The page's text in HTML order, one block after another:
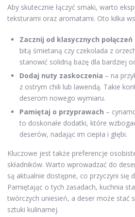
Aby skutecznie łączyć smaki, warto
teksturami oraz aromatami. Oto kilka
Zacznij od klasycznych połączeń
bitą śmietaną czy czekolada z
stanowić solidną bazę dla bardziej
Dodaj nuty zaskoczenia – na
z ostrym chili lub lawendą. Takie
deserom nowego wymiaru.
Pamiętaj o przyprawach –
to doskonałe dodatki, które
deserów, nadając im ciepła i głębi.
Kluczowe jest także preferencje
składników. Warto wprowadzać do
są aktualnie dostępne, co przyczyni się
Pamiętając o tych zasadach, kuchnia
twórczych uniesień, a deser może stać
sztuki kulinarnej.